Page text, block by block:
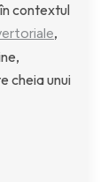
contextul
,
cheia unui